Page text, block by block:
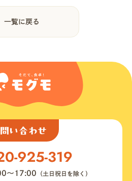
一覧に戻る
い合わせ
〜17:00 （土日祝日を除く）